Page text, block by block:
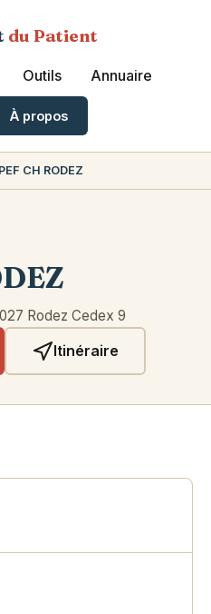
du Patient
Outils Annuaire
À propos
CH RODEZ
Rodez Cedex 9
Itinéraire